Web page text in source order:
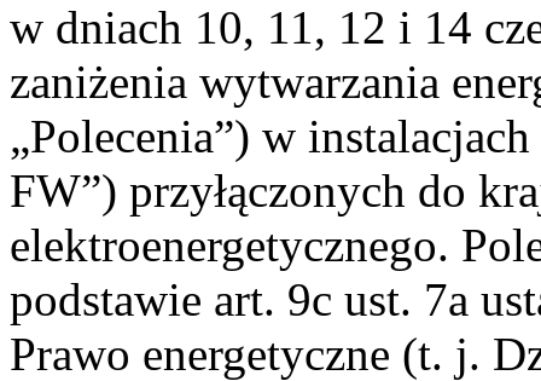
w dniach 10, 11, 12 i 14
zaniżenia wytwarzania
„Polecenia”) w
FW”) przyłączonych do
elektroenergetycznego.
podstawie art. 9c ust. 7a
Prawo energetyczne (t. j.